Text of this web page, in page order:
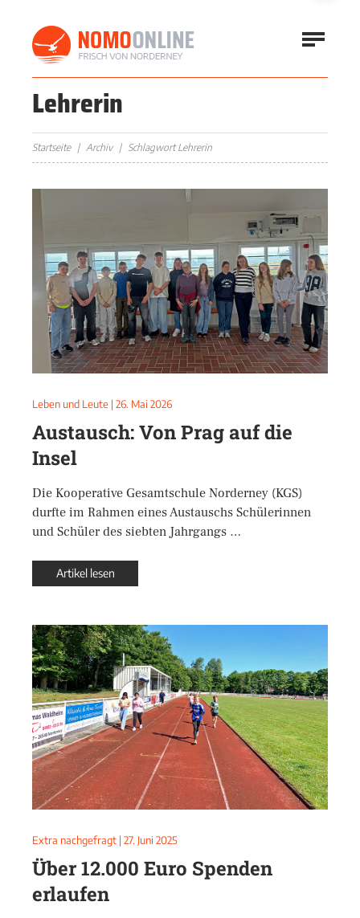
Lehrerin
Startseite Archiv Schlagwort Lehrerin
Leben und Leute | 26. Mai 2026
Austausch: Von Prag auf die
Insel
Die Kooperative Gesamtschule Norderney (KGS)
durfte im Rahmen eines Austauschs Schülerinnen
und Schüler des siebten Jahrgangs …
Artikel lesen
Extra nachgefragt | 27. Juni 2025
Über 12.000 Euro Spenden
erlaufen